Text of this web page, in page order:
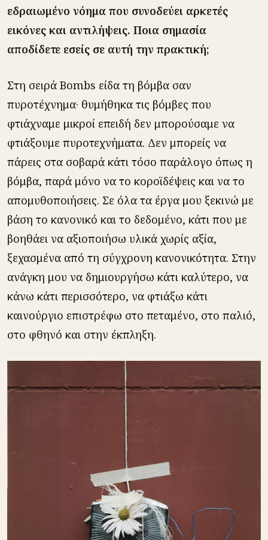
εδραιωμένο νόημα που συνοδεύει αρκετές
εικόνες και αντιλήψεις. Ποια σημασία
αποδίδετε εσείς σε αυτή την πρακτική;
Στη σειρά Bombs είδα τη βόμβα σαν
πυροτέχνημα· θυμήθηκα τις βόμβες που
φτιάχναμε μικροί επειδή δεν μπορούσαμε να
φτιάξουμε πυροτεχνήματα. Δεν μπορείς να
πάρεις στα σοβαρά κάτι τόσο παράλογο όπως η
βόμβα, παρά μόνο να το κοροϊδέψεις και να το
απομυθοποιήσεις. Σε όλα τα έργα μου ξεκινώ με
βάση το κανονικό και το δεδομένο, κάτι που με
βοηθάει να αξιοποιήσω υλικά χωρίς αξία,
ξεχασμένα από τη σύγχρονη κανονικότητα. Στην
ανάγκη μου να δημιουργήσω κάτι καλύτερο, να
κάνω κάτι περισσότερο, να φτιάξω κάτι
καινούργιο επιστρέφω στο πεταμένο, στο παλιό,
στο φθηνό και στην έκπληξη.